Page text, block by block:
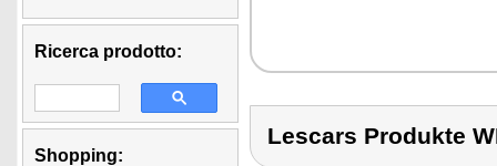
Ricerca prodotto:
Shopping:
Lescars Produkte